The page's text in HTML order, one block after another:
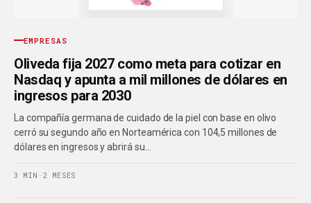
EMPRESAS
Oliveda fija 2027 como meta para cotizar en
Nasdaq y apunta a mil millones de dólares en
ingresos para 2030
La compañía germana de cuidado de la piel con base en olivo
cerró su segundo año en Norteamérica con 104,5 millones de
dólares en ingresos y abrirá su…
3 MIN · 2 MESES